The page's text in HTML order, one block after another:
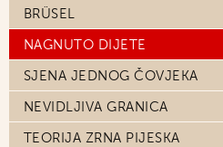
BRÜSEL
NAGNUTO DIJETE
SJENA JEDNOG ČOVJEKA
NEVIDLJIVA GRANICA
TEORIJA ZRNA PIJESKA